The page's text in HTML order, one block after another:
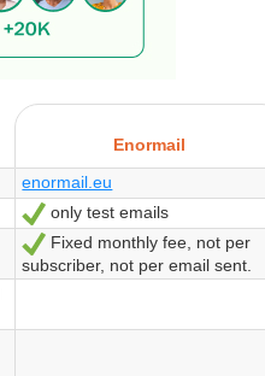
Enormail
enormail.eu
Sí
only test emails
Sí
Fixed monthly fee, not per
subscriber, not per email sent.